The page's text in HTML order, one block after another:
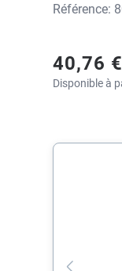
Référence:
40,76 €
Disponible à